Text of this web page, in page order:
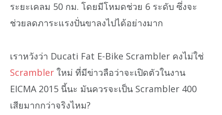
ระยะเคลม 50 กม. โดยมีโหมดช่วย 6 ระดับ ซึ่งจะ
ช่วยลดภาระแรงปั่นขาลงไปได้อย่างมาก
เราหวังว่า Ducati Fat E-Bike Scrambler คงไม่ใช่
Scrambler ใหม่ ที่มีข่าวลือว่าจะเปิดตัวในงาน
EICMA 2015 นี้นะ มันควรจะเป็น Scrambler 400
เสียมากกว่าจริงไหม?